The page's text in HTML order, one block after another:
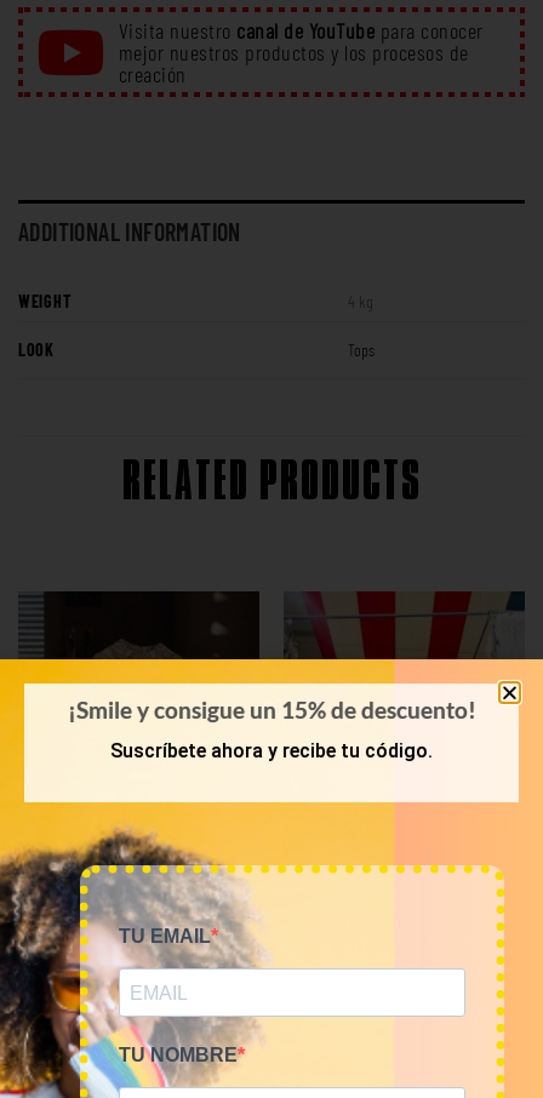
Visita nuestro canal de YouTube para conocer
mejor nuestros productos y los procesos de
creación
ADDITIONAL INFORMATION
WEIGHT 4 kg
LOOK Tops
RELATED PRODUCTS
KILOS
Mix vestidos vintage
12€/Kg
60,00€–240,00€
Bala 45 Kilos camisas
hawaianas 23€/kg
¡Smile y consigue un 15% de descuento!
Suscríbete ahora y recibe tu código.
TU EMAIL
TU NOMBRE